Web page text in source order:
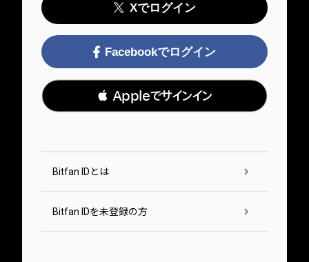
Xでログイン
Facebookでログイン
 Appleでサインイン
Bitfan IDとは
Bitfan IDを未登録の方